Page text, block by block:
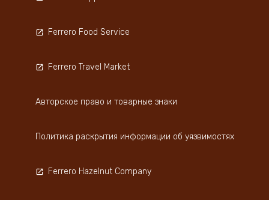
Ferrero Food Service
Ferrero Travel Market
Авторское право и товарные знаки
Политика раскрытия информации об уязвимостях
Ferrero Hazelnut Company